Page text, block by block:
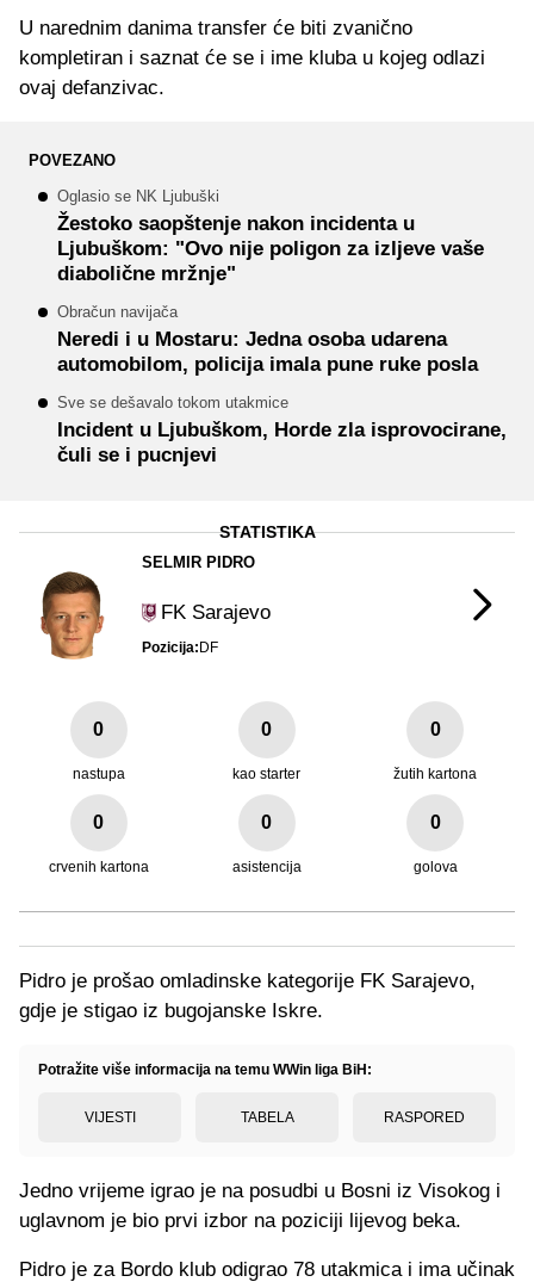
U narednim danima transfer će biti zvanično
kompletiran i saznat će se i ime kluba u kojeg odlazi
ovaj defanzivac.
POVEZANO
Oglasio se NK Ljubuški
Žestoko saopštenje nakon incidenta u
Ljubuškom: "Ovo nije poligon za izljeve vaše
diabolične mržnje"
Obračun navijača
Neredi i u Mostaru: Jedna osoba udarena
automobilom, policija imala pune ruke posla
Sve se dešavalo tokom utakmice
Incident u Ljubuškom, Horde zla isprovocirane,
čuli se i pucnjevi
SELMIR PIDRO
FK Sarajevo
Pozicija: DF
STATISTIKA
0
nastupa
0
kao starter
0
žutih kartona
0
crvenih kartona
0
asistencija
0
golova
Pidro je prošao omladinske kategorije FK Sarajevo,
gdje je stigao iz bugojanske Iskre.
Potražite više informacija na temu WWin liga BiH:
VIJESTI TABELA RASPORED
Jedno vrijeme igrao je na posudbi u Bosni iz Visokog i
uglavnom je bio prvi izbor na poziciji lijevog beka.
Pidro je za Bordo klub odigrao 78 utakmica i ima učinak